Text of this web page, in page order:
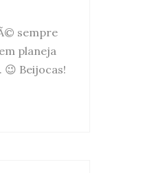
sempre
planeja
Beijocas!